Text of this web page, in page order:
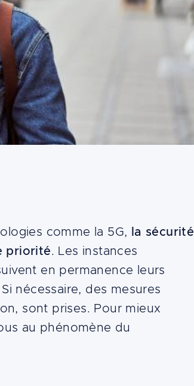
comme la 5G, la sécurité
priorité. Les instances
en permanence leurs
nécessaire, des mesures
sont prises. Pour mieux
au phénomène du